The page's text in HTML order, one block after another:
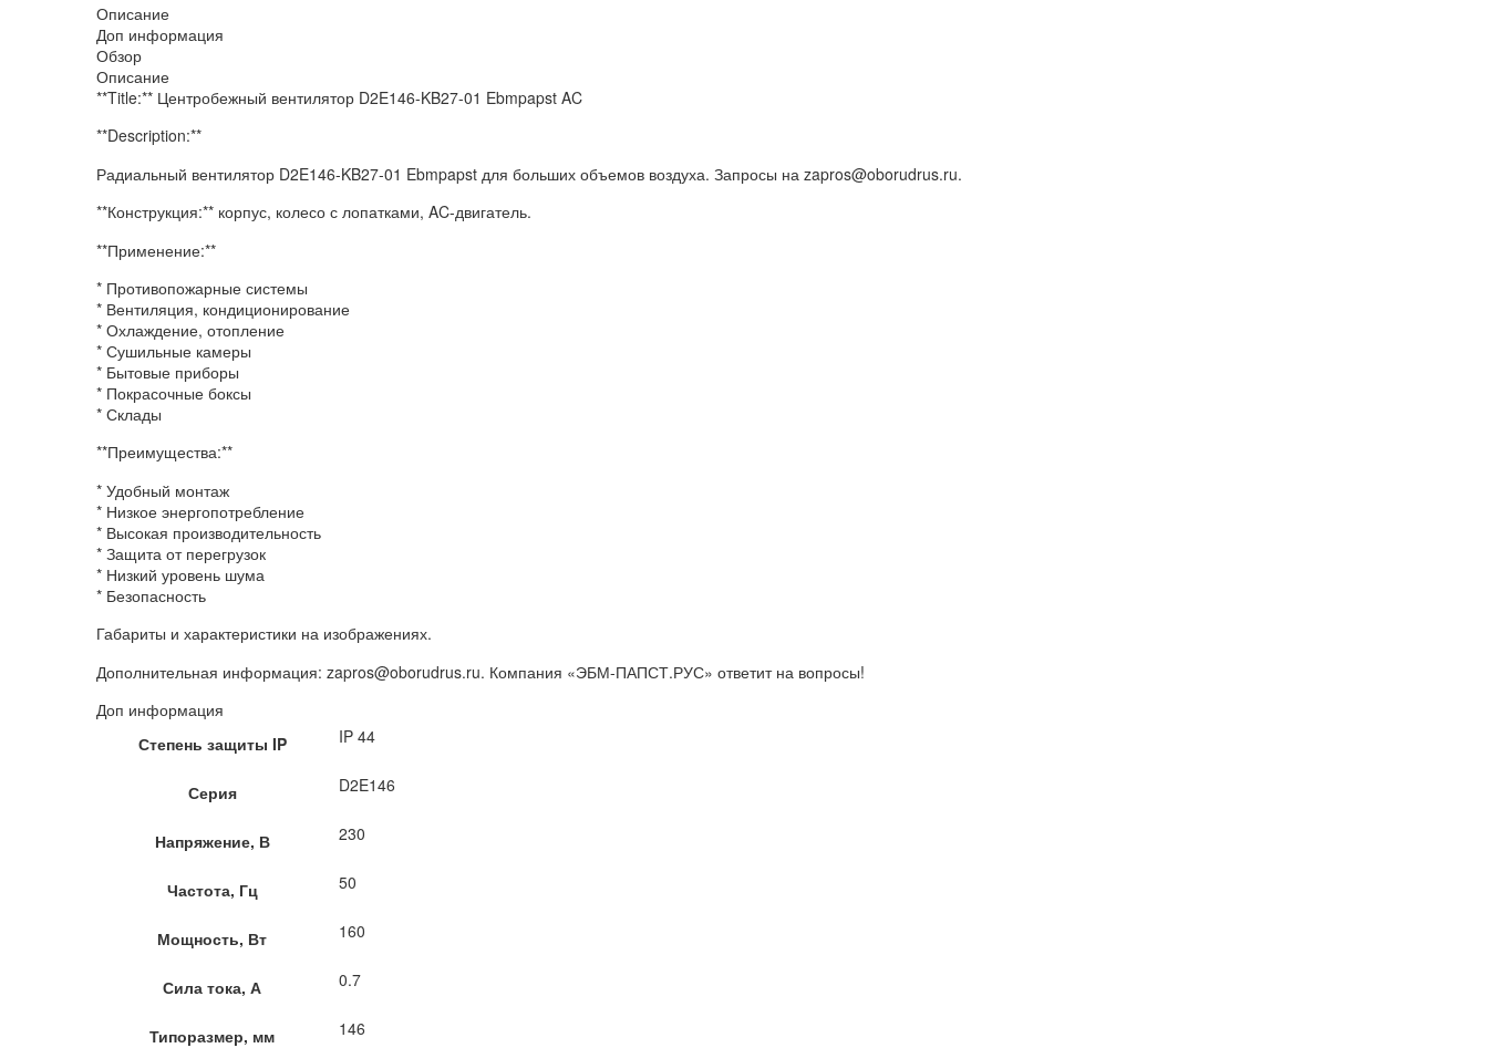
Описание
Доп информация
Обзор
Описание
**Title:** Центробежный вентилятор D2E146-KB27-01 Ebmpapst AC
**Description:**
Радиальный вентилятор D2E146-KB27-01 Ebmpapst для больших объемов воздуха. Запросы на zapros@oborudrus.ru.
**Конструкция:** корпус, колесо с лопатками, AC-двигатель.
**Применение:**
* Противопожарные системы
* Вентиляция, кондиционирование
* Охлаждение, отопление
* Сушильные камеры
* Бытовые приборы
* Покрасочные боксы
* Склады
**Преимущества:**
* Удобный монтаж
* Низкое энергопотребление
* Высокая производительность
* Защита от перегрузок
* Низкий уровень шума
* Безопасность
Габариты и характеристики на изображениях.
Дополнительная информация: zapros@oborudrus.ru. Компания «ЭБМ-ПАПСТ.РУС» ответит на вопросы!
Доп информация
Степень защиты IP
IP 44
Серия D2E146
Напряжение, В 230
Частота, Гц 50
Мощность, Вт 160
Сила тока, А 0.7
Типоразмер, мм 146